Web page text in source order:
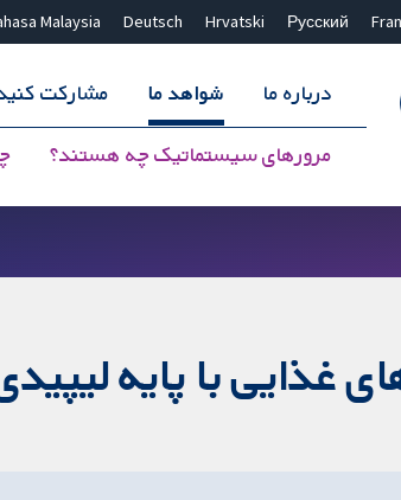
Русский
Hrvatski
Deutsch
Malaysia
درباره ما شواهد ما
مرورهای سیستماتیک چه هستند؟
مشارکت
غذایی با پایه